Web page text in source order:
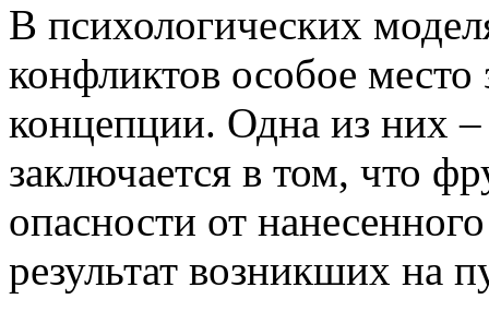
В психологических
конфликтов особое
концепции. Одна из них
заключается в том, что
опасности от
результат возникших на